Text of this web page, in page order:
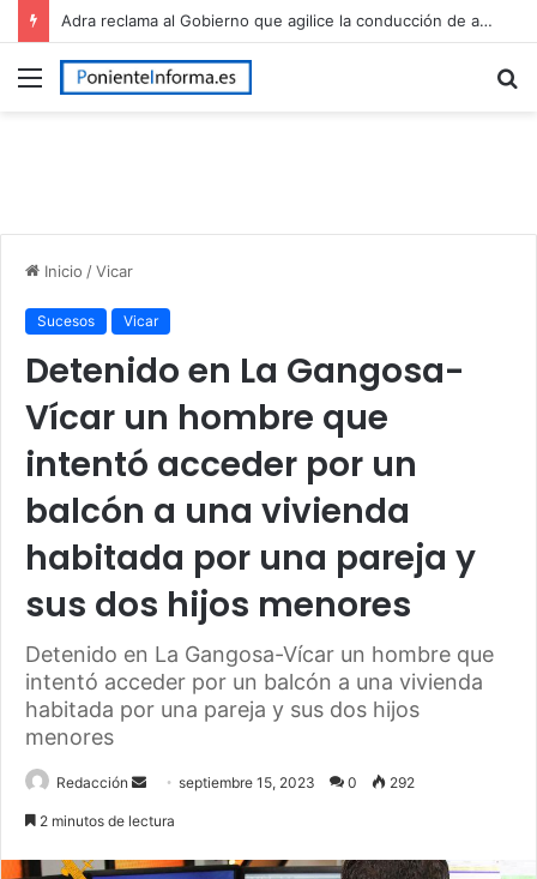
Adra reclama al Gobierno que agilice la conducción de agua desalada desde el Campo de Dalías
Menú
Inicio /Vicar
Sucesos Vicar
Detenido en La Gangosa-
Vícar un hombre que
intentó acceder por un
balcón a una vivienda
habitada por una pareja y
sus dos hijos menores
Detenido en La Gangosa-Vícar un hombre que
intentó acceder por un balcón a una vivienda
habitada por una pareja y sus dos hijos
menores
Redacción
Send septiembre 15, 2023 0 292
2 minutos de lectura